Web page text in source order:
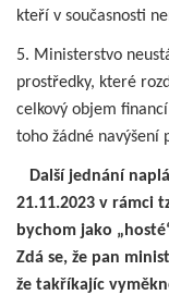
kteří v současnosti
5. Ministerstvo
prostředky, které
celkový objem
toho žádné navýšení
Další jednání
21.11.2023 v rámci
bychom jako
Zdá se, že pan
že takříkajíc